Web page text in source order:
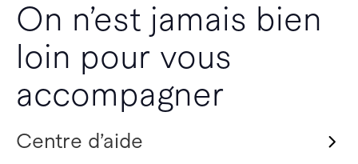
On n’est jamais bien
loin pour vous
accompagner
Centre d’aide